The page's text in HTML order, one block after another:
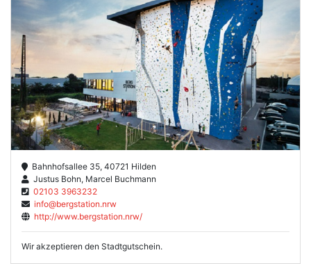
Bahnhofsallee 35, 40721 Hilden
Justus Bohn, Marcel Buchmann
02103 3963232
info@bergstation.nrw
http://www.bergstation.nrw/
Wir akzeptieren den Stadtgutschein.